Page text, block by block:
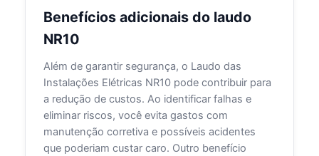
Benefícios adicionais do laudo
NR10
Além de garantir segurança, o Laudo das
Instalações Elétricas NR10 pode contribuir para
a redução de custos. Ao identificar falhas e
eliminar riscos, você evita gastos com
manutenção corretiva e possíveis acidentes
que poderiam custar caro. Outro benefício